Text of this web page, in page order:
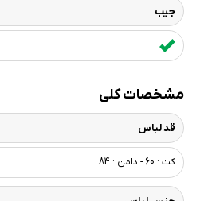
جیب
مشخصات کلی
قد لباس
کت : 60 - دامن : 84